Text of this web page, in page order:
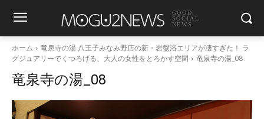
GOOD
SOCIAL
NEWS
ホーム
竜泉寺の湯 八王子みなみ野店の新・岩盤浴エリアが凄すぎた！ ラ
グジュアリーでくつろげる、大人の女性をとろかす空間
竜泉寺の湯_08
竜泉寺の湯_08